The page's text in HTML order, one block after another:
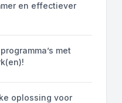
en effectiever
met
oplossing voor